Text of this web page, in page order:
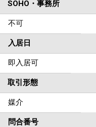
SOHO・事務所
不可
入居日
即入居可
取引形態
媒介
問合番号